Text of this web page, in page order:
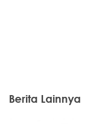
Berita Lainnya